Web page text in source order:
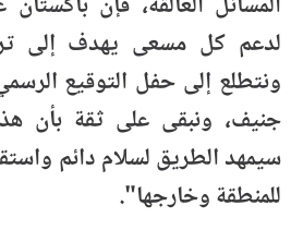
لدعم كل مسعى يهدف إلى
جنيف، ونبقى على ثقة بأن
سيمهد الطريق لسلام دائم
للمنطقة وخارجها".